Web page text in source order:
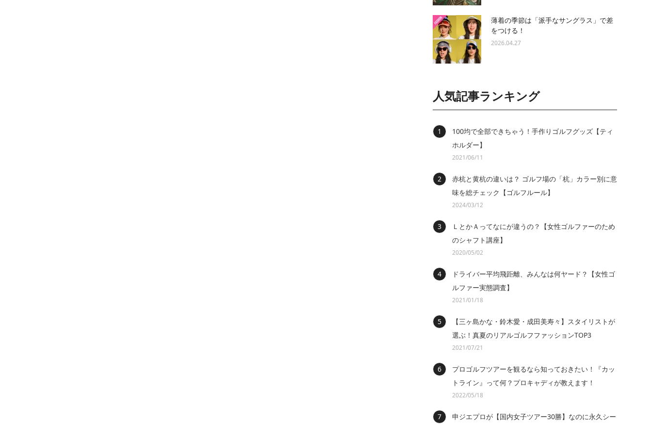
薄着の季節は「派手なサングラス」で差
をつける！
2026.04.27
人気記事ランキング
100均で全部できちゃう！手作りゴルフグッズ【ティ
ホルダー】
2021/06/11
赤杭と黄杭の違いは？ ゴルフ場の「杭」カラー別に意
味を総チェック【ゴルフルール】
2024/03/12
ＬとかＡってなにが違うの？【女性ゴルファーのため
のシャフト講座】
2020/05/02
ドライバー平均飛距離、みんなは何ヤード？【女性ゴ
ルファー実態調査】
2021/01/18
【三ヶ島かな・鈴木愛・成田美寿々】スタイリストが
選ぶ！真夏のリアルゴルフファッションTOP3
2021/07/21
プロゴルフツアーを観るなら知っておきたい！『カッ
トライン』って何？プロキャディが教えます！
2022/05/18
申ジエプロが【国内女子ツアー30勝】なのに永久シー